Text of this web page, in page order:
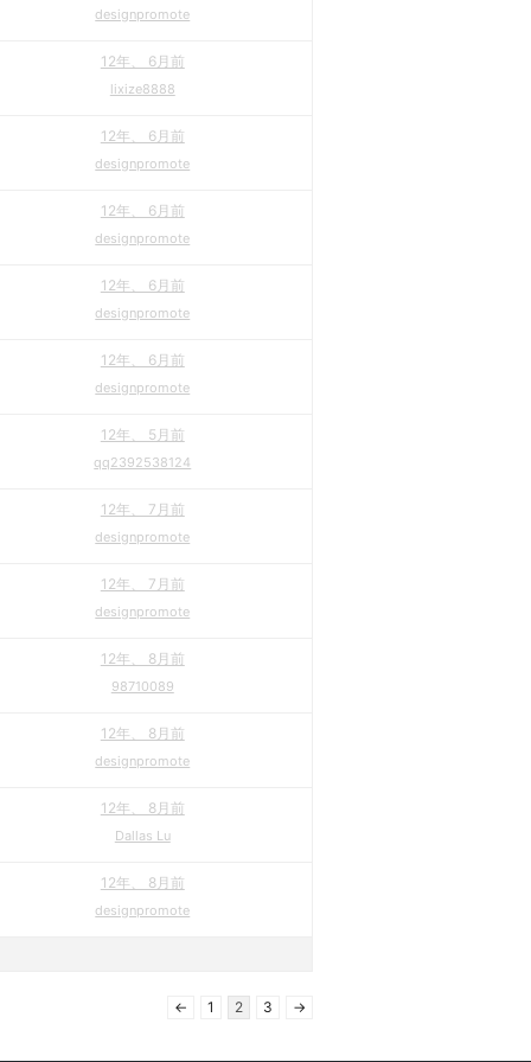
designpromote
12年、 6月前
lixize8888
12年、 6月前
designpromote
12年、 6月前
designpromote
12年、 6月前
designpromote
12年、 6月前
designpromote
12年、 5月前
qq2392538124
12年、 7月前
designpromote
12年、 7月前
designpromote
12年、 8月前
98710089
12年、 8月前
designpromote
12年、 8月前
Dallas Lu
12年、 8月前
designpromote
← 1 2 3 →